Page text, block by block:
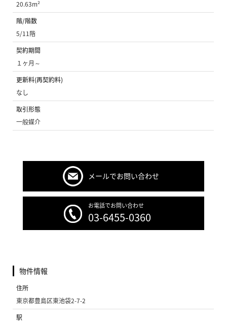
20.63m²
階/階数
5/11階
契約期間
１ヶ月～
更新料(再契約料)
なし
取引形態
一般媒介
メールでお問い合わせ
お電話でお問い合わせ
03-6455-0360
物件情報
住所
東京都豊島区東池袋2-7-2
駅